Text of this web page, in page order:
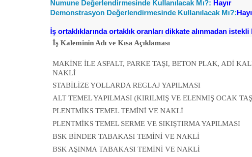
Numune Değerlendirmesinde Kullanılacak Mı?: Hayır
Demonstrasyon Değerlendirmesinde Kullanılacak Mı?:
İş ortaklıklarında ortaklık oranları dikkate alınmadan istekli
İş Kaleminin Adı ve Kısa Açıklaması
MAKİNE İLE ASFALT, PARKE TAŞI, BETON PLAK, ADİ
NAKLİ
STABİLİZE YOLLARDA REGLAJ YAPILMASI
ALT TEMEL YAPILMASI (KIRILMIŞ VE ELENMIŞ OCAK
PLENTMİKS TEMEL TEMİNİ VE NAKLİ
PLENTMİKS TEMEL SERME VE SIKIŞTIRMA YAPILMASI
BSK BİNDER TABAKASI TEMİNİ VE NAKLİ
BSK AŞINMA TABAKASI TEMİNİ VE NAKLİ